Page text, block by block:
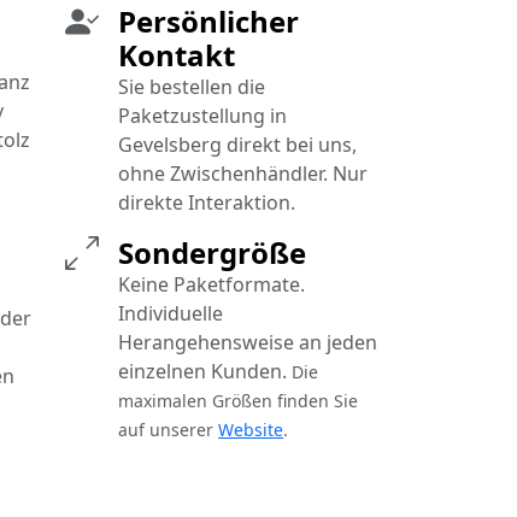
Persönlicher
Kontakt
Sie bestellen die
Paketzustellung in
Gevelsberg direkt bei uns,
ohne Zwischenhändler. Nur
direkte Interaktion.
Sondergröße
Keine Paketformate.
Individuelle
Herangehensweise an jeden
einzelnen Kunden. Die
maximalen Größen finden Sie
auf unserer Website.